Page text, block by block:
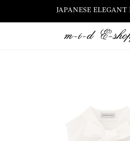
JAPANESE ELEGANT